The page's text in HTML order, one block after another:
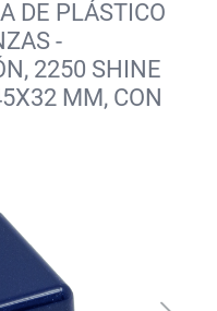
DE PLÁSTICO
-
2250 SHINE
MM, CON